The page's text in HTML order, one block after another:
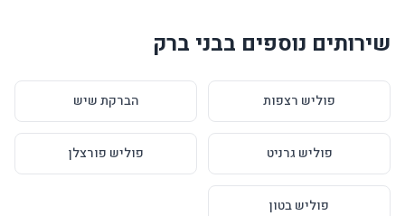
שירותים נוספים בבני ברק
פוליש רצפות הברקת שיש
פוליש גרניט פוליש פורצלן
פוליש בטון